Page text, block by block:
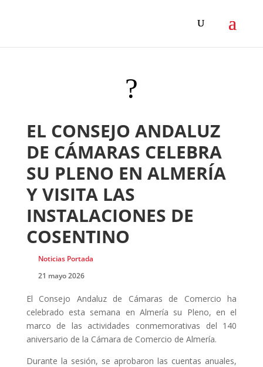
?
EL CONSEJO ANDALUZ
DE CÁMARAS CELEBRA
SU PLENO EN ALMERÍA
Y VISITA LAS
INSTALACIONES DE
COSENTINO
Noticias Portada
21 mayo 2026
El Consejo Andaluz de Cámaras de Comercio ha
celebrado esta semana en Almería su Pleno, en el
marco de las actividades conmemorativas del 140
aniversario de la Cámara de Comercio de Almería.
Durante la sesión, se aprobaron las cuentas anuales,